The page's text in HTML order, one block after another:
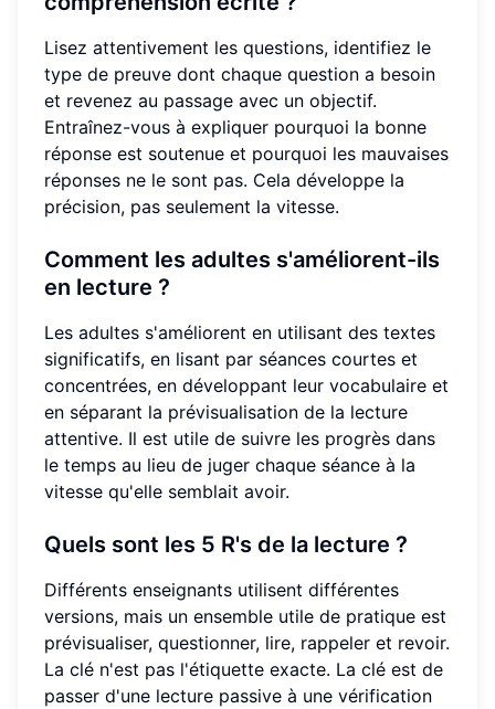
Lisez attentivement les questions, identifiez le
type de preuve dont chaque question a besoin
et revenez au passage avec un objectif.
Entraînez-vous à expliquer pourquoi la bonne
réponse est soutenue et pourquoi les mauvaises
réponses ne le sont pas. Cela développe la
précision, pas seulement la vitesse.
Comment les adultes s'améliorent-ils
en lecture ?
Les adultes s'améliorent en utilisant des textes
significatifs, en lisant par séances courtes et
concentrées, en développant leur vocabulaire et
en séparant la prévisualisation de la lecture
attentive. Il est utile de suivre les progrès dans
le temps au lieu de juger chaque séance à la
vitesse qu'elle semblait avoir.
Quels sont les 5 R's de la lecture ?
Différents enseignants utilisent différentes
versions, mais un ensemble utile de pratique est
prévisualiser, questionner, lire, rappeler et revoir.
La clé n'est pas l'étiquette exacte. La clé est de
passer d'une lecture passive à une vérification